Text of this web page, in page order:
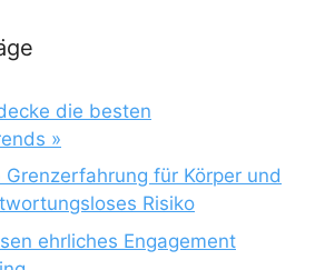
die besten
»
für Körper und
Risiko
ehrliches Engagement